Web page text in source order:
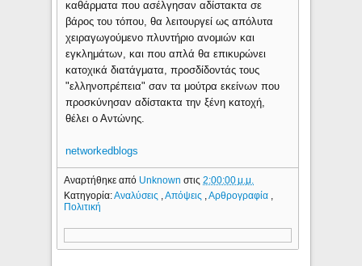
καθάρματα που ασέλγησαν αδίστακτα σε
βάρος του τόπου, θα λειτουργεί ως απόλυτα
χειραγωγούμενο πλυντήριο ανομιών και
εγκλημάτων, και που απλά θα επικυρώνει
κατοχικά διατάγματα, προσδίδοντάς τους
"ελληνοπρέπεια" σαν τα μούτρα εκείνων που
προσκύνησαν αδίστακτα την ξένη κατοχή,
θέλει ο Αντώνης.
networkedblogs
Αναρτήθηκε από Unknownστις2:00:00 μ.μ.
Κατηγορία:Αναλύσεις ,Απόψεις ,Αρθρογραφία
Πολιτική